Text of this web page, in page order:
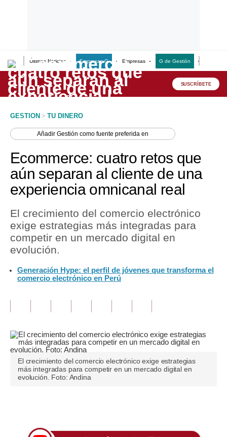
Últimas Noticias Empresas G Empresas G de Gestión
Lo último
Peru Quiosco
Economía
Mercados
Política
Tu Dinero
Finanzas Personales
Editorial
Pregunta de hoy
Lujo
SUSCRÍBETE
GESTION > TU DINERO
AñadirGestión como fuente preferida en
Ecommerce: cuatro retos que
aún separan al cliente de una
experiencia omnicanal real
El crecimiento del comercio electrónico
exige estrategias más integradas para
competir en un mercado digital en
evolución.
Generación Hype: el perfil de jóvenes que transforma el
comercio electrónico en Perú
El crecimiento del comercio electrónico exige estrategias
más integradas para competir en un mercado digital en
evolución. Foto: Andina